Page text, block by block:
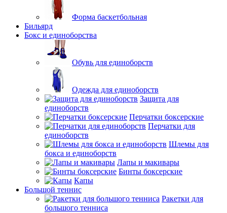
Форма баскетбольная
Бильярд
Бокс и единоборства
Обувь для единоборств
Одежда для единоборств
Защита для
единоборств
Перчатки боксерские
Перчатки для
единоборств
Шлемы для
бокса и единоборств
Лапы и макивары
Бинты боксерские
Капы
Большой теннис
Ракетки для
большого тенниса